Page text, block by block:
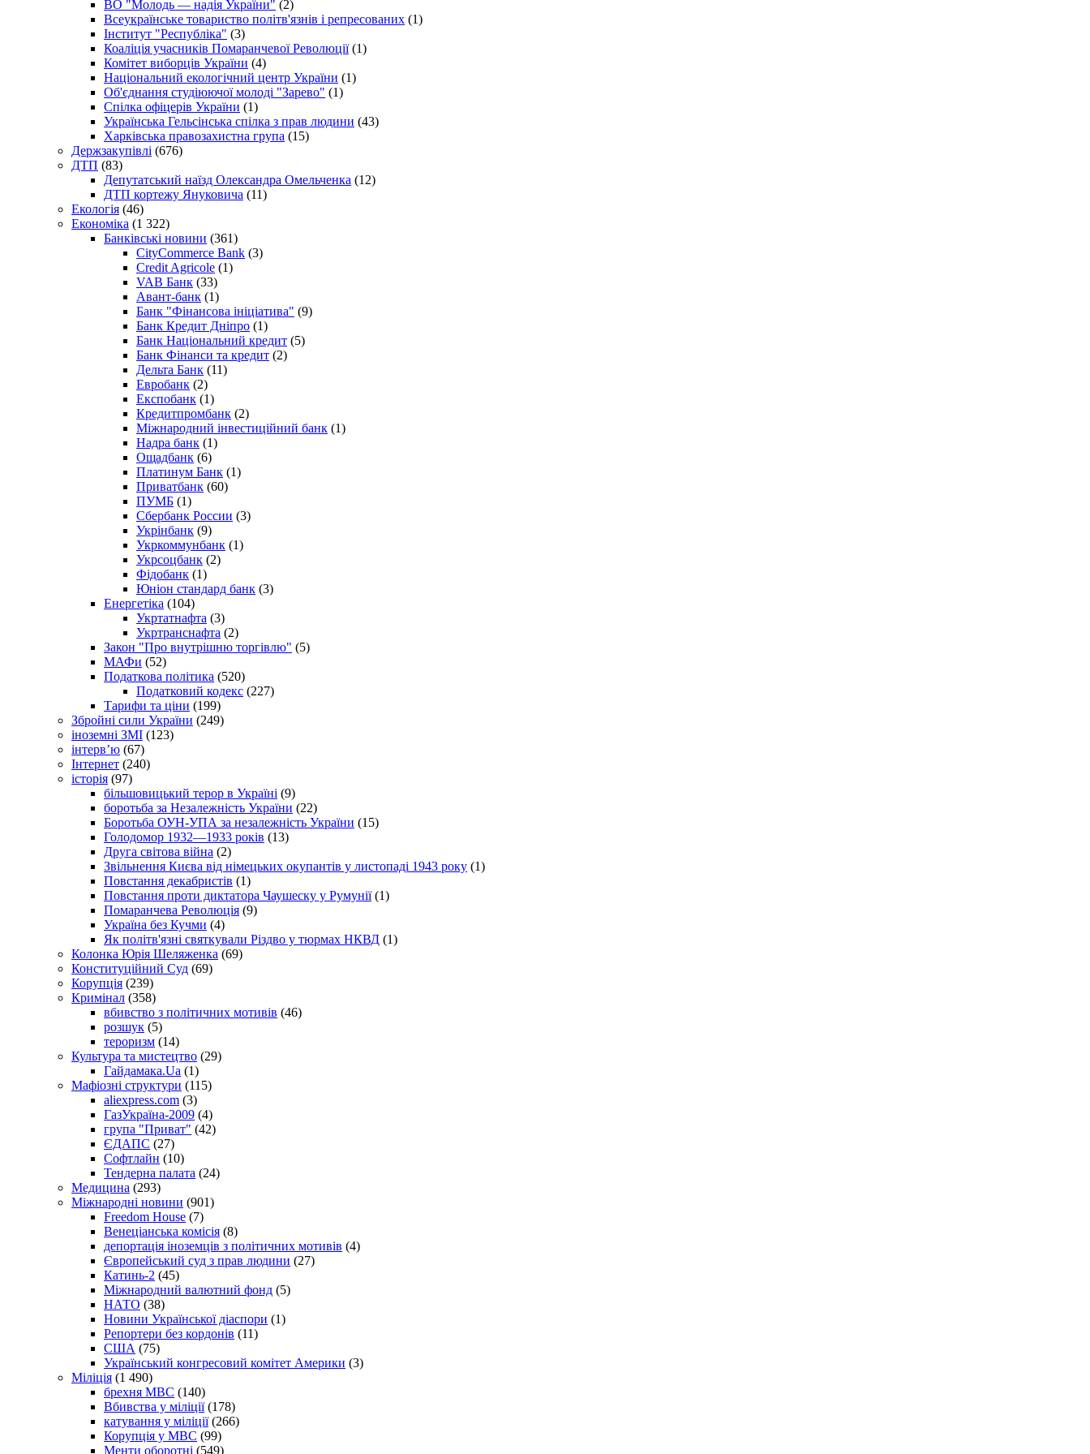
ВО "Молодь — надія України" (2)
Всеукраїнське товариство політв'язнів і репресованих (1)
Інститут "Республіка" (3)
Коаліція учасників Помаранчевої Революції(1)
Комітет виборців України (4)
Національний екологічний центр України (1)
Об'єднання студіюючої молоді "Зарево" (1)
Спілка офіцерів України (1)
Українська Гельсінська спілка з прав людини (43)
Харківська правозахистна група (15)
Держзакупівлі (676)
ДТП (83)
Депутатський наїзд Олександра Омельченка (12)
ДТП кортежу Януковича (11)
Екологія (46)
Економіка (1 322)
Банківські новини (361)
CityCommerce Bank (3)
Credit Agricole (1)
VAB Банк (33)
Авант-банк (1)
Банк "Фінансова ініціатива" (9)
Банк Кредит Дніпро (1)
Банк Національний кредит (5)
Банк Фінанси та кредит (2)
Дельта Банк (11)
Евробанк (2)
Експобанк (1)
Кредитпромбанк (2)
Міжнародний інвестиційний банк (1)
Надра банк (1)
Ощадбанк (6)
Платинум Банк (1)
Приватбанк (60)
ПУМБ (1)
Сбербанк России (3)
Укрінбанк (9)
Укркоммунбанк (1)
Укрсоцбанк (2)
Фідобанк (1)
Юніон стандард банк (3)
Енергетіка (104)
Укртатнафта (3)
Укртранснафта (2)
Закон "Про внутрішню торгівлю" (5)
МАФи (52)
Податкова політика (520)
Податковий кодекс (227)
Тарифи та ціни (199)
Збройні сили України (249)
іноземні ЗМІ (123)
інтерв’ю (67)
Інтернет (240)
історія (97)
більшовицький терор в Україні (9)
боротьба за Незалежність України (22)
Боротьба ОУН-УПА за незалежність України (15)
Голодомор 1932—1933 років (13)
Друга світова війна (2)
Звільнення Києва від німецьких окупантів у листопаді 1943 року (1)
Повстання декабристів (1)
Повстання проти диктатора Чаушеску у Румунії(1)
Помаранчева Революція (9)
Україна без Кучми (4)
Як політв'язні святкували Різдво у тюрмах НКВД (1)
Колонка Юрія Шеляженка (69)
Конституційний Суд (69)
Корупція (239)
Кримінал (358)
вбивство з політичних мотивів (46)
розшук (5)
тероризм (14)
Культура та мистецтво (29)
Гайдамака.Ua (1)
Мафіозні структури (115)
aliexpress.com (3)
ГазУкраїна-2009 (4)
група "Приват" (42)
ЄДАПС (27)
Софтлайн (10)
Тендерна палата (24)
Медицина (293)
Міжнародні новини (901)
Freedom House (7)
Венеціанська комісія (8)
депортація іноземців з політичних мотивів (4)
Європейський суд з прав людини (27)
Катинь-2 (45)
Міжнародний валютний фонд (5)
НАТО (38)
Новини Української діаспори (1)
Репортери без кордонів (11)
США (75)
Український конгресовий комітет Америки (3)
Міліція (1 490)
брехня МВС (140)
Вбивства у міліції(178)
катування у міліції(266)
Корупція у МВС (99)
Менти оборотні (549)